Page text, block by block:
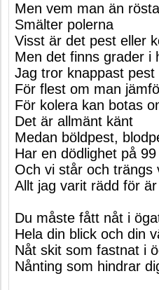
Men vem man än
Smälter polerna
Visst är det pest eller
Men det finns grader i
Jag tror knappast
För flest om man
För kolera kan botas
Det är allmänt känt
Medan böldpest,
Har en dödlighet på 99
Och vi står och trängs
Allt jag varit rädd för
Du måste fått nåt i
Hela din blick och din
Nåt skit som fastnat i
Nånting som hindrar